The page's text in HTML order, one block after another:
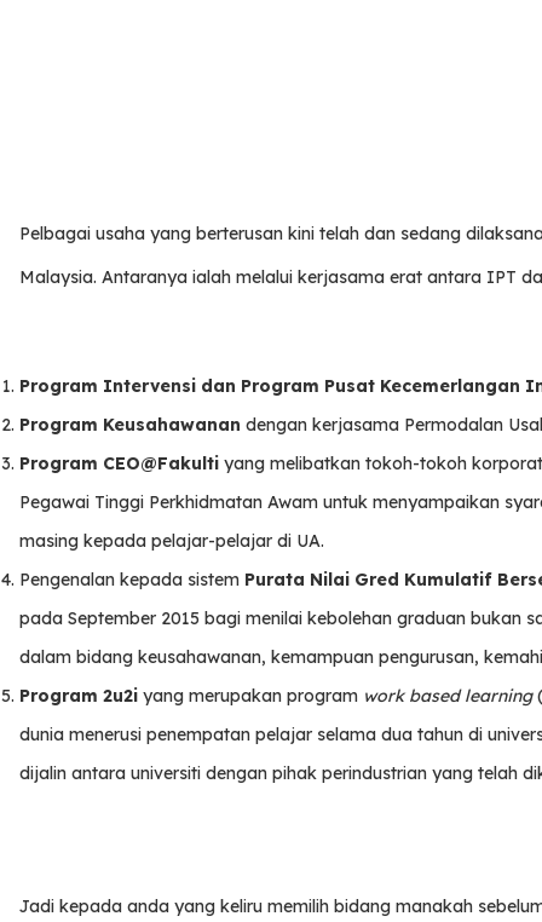
Pelbagai usaha yang berterusan kini telah dan sedang
Malaysia. Antaranya ialah melalui kerjasama erat antara IPT
Program Intervensi dan Program Pusat Kecemerlangan
Program Keusahawanan dengan kerjasama Permodalan
Program CEO@Fakulti yang melibatkan tokoh-tokoh
Pegawai Tinggi Perkhidmatan Awam untuk menyampaikan
masing kepada pelajar-pelajar di UA.
Pengenalan kepada sistem Purata Nilai Gred Kumulatif
pada September 2015 bagi menilai kebolehan graduan bukan
dalam bidang keusahawanan, kemampuan pengurusan,
Program 2u2i yang merupakan program work based learning
dunia menerusi penempatan pelajar selama dua tahun di
dijalin antara universiti dengan pihak perindustrian yang telah
Jadi kepada anda yang keliru memilih bidang manakah